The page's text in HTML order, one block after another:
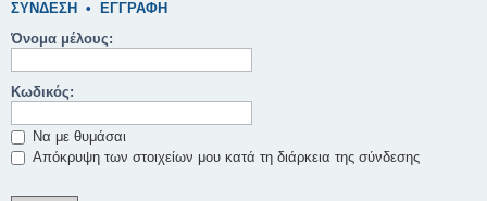
ΣΎΝΔΕΣΗ • ΕΓΓΡΑΦΉ
Όνομα μέλους:
Κωδικός:
Να με θυμάσαι
Απόκρυψη των στοιχείων μου κατά τη διάρκεια της σύνδεσης